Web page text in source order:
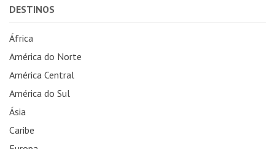
DESTINOS
África
América do Norte
América Central
América do Sul
Ásia
Caribe